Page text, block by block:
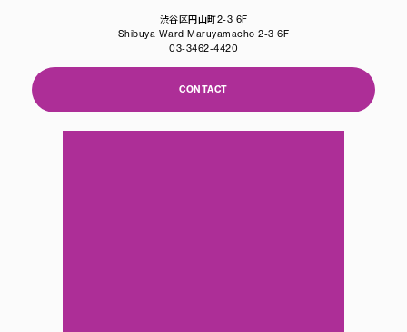
渋谷区円山町2-3 6F
Shibuya Ward Maruyamacho 2-3 6F
03-3462-4420
CONTACT